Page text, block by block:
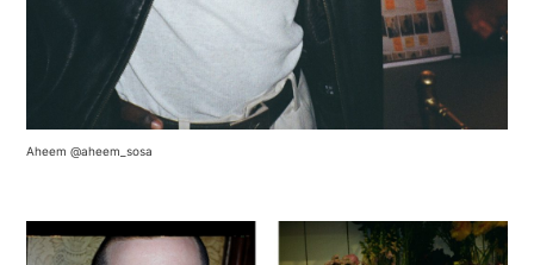
Aheem@aheem_sosa